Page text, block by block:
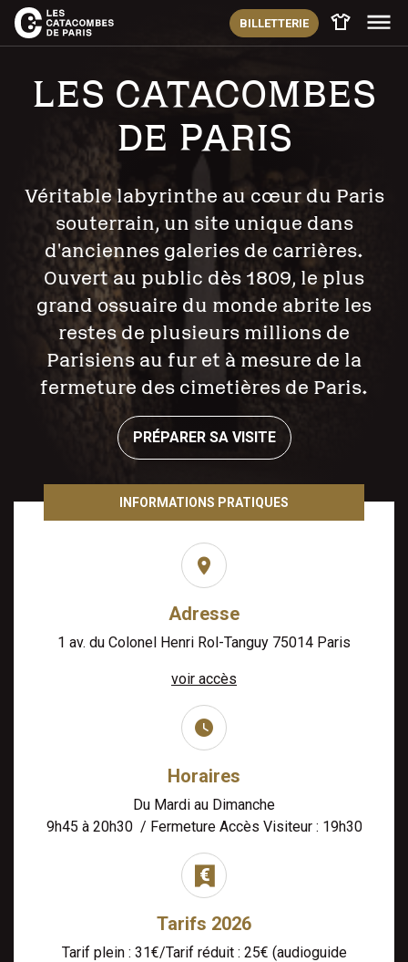
BILLETTERIE
Book shop
LES CATACOMBES
DE PARIS
Véritable labyrinthe au cœur du Paris
souterrain, un site unique dans
d'anciennes galeries de carrières.
Ouvert au public dès 1809, le plus
grand ossuaire du monde abrite les
restes de plusieurs millions de
Parisiens au fur et à mesure de la
fermeture des cimetières de Paris.
PRÉPARER SA VISITE
INFORMATIONS PRATIQUES
Adresse
1 av. du Colonel Henri Rol-Tanguy 75014 Paris
voir accès
Horaires
Du Mardi au Dimanche
9h45 à 20h30 / Fermeture Accès Visiteur : 19h30
Tarifs 2026
Tarif plein : 31€/Tarif réduit : 25€ (audioguide